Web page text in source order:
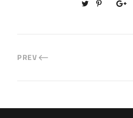
PREV